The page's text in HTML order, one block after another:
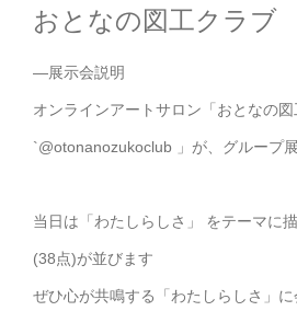
おとなの図工クラブ
—展示会説明
オンラインアートサロン「おとなの
`@otonanozukoclub 」が、グループ
当日は「わたしらしさ」 をテーマに
(38点)が並びます
ぜひ心が共鳴する「わたしらしさ」